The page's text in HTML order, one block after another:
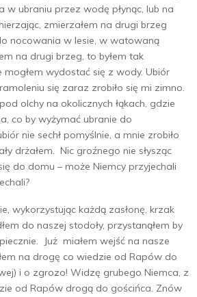
w ubraniu przez wodę płynąc, lub na
zmierzałem na drugi brzeg
nocowania w lesie, w watowaną
na drugi brzeg, to byłem tak
mogłem wydostać się z wody. Ubiór
się zaraz zrobiło się mi zimno.
olchy na okolicznych łąkach, gdzie
co by wyżymać ubranie do
nie sechł pomyślnie, a mnie zrobiło
drżałem. Nic groźnego nie słysząc
do domu – może Niemcy przyjechali
wykorzystując każdą zasłonę, krzak
do naszej stodoły, przystanąłem by
Już miałem wejść na nasze
na drogę co wiedzie od Rapów do
i o zgrozo! Widzę grubego Niemca, z
od Rapów drogą do gościńca. Znów